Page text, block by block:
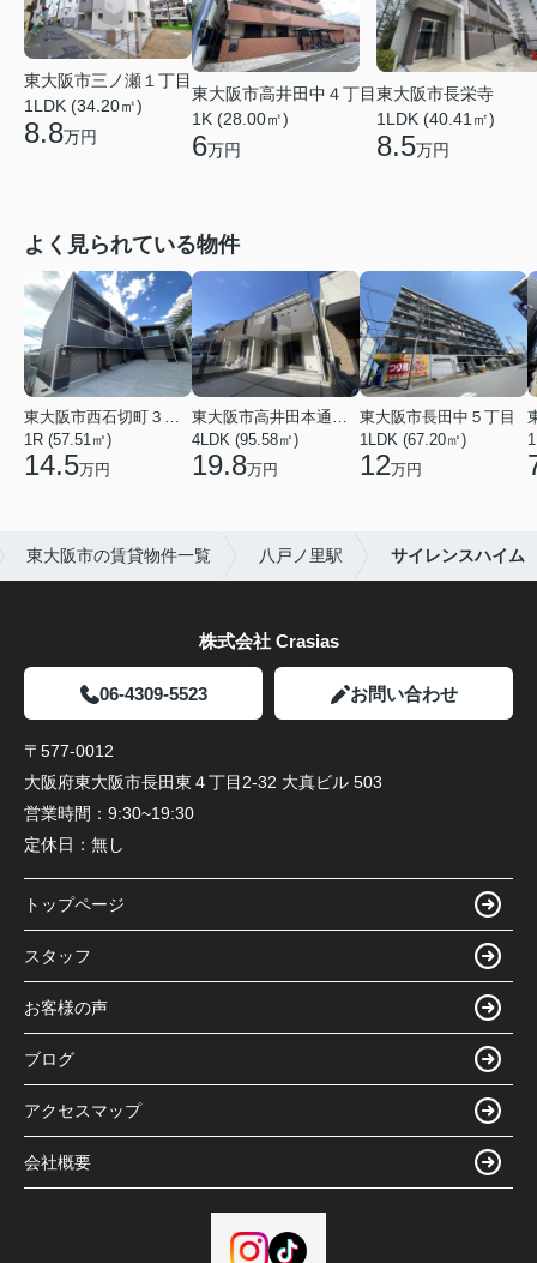
東大阪市三ノ瀬１丁目
1LDK (34.20㎡)
8.8万円
東大阪市高井田中４丁目
1K (28.00㎡)
6万円
東大阪市長栄寺
1LDK (40.41㎡)
8.5万円
よく見られている物件
東大阪市西石切町３丁目
1R (57.51㎡)
14.5万円
東大阪市高井田本通２丁目
4LDK (95.58㎡)
19.8万円
東大阪市長田中５丁目
1LDK (67.20㎡)
12万円
東大阪市の賃貸物件一覧 八戸ノ里駅 サイレンスハイム
株式会社 Crasias
06-4309-5523 お問い合わせ
〒577-0012
大阪府東大阪市長田東４丁目2-32 大真ビル 503
営業時間： 9:30~19:30
定休日： 無し
トップページ
スタッフ
お客様の声
ブログ
アクセスマップ
会社概要